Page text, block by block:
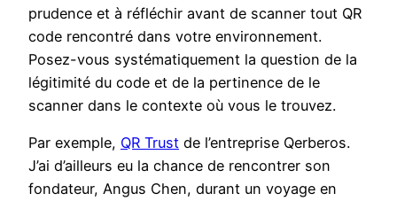
prudence et à réfléchir avant de scanner tout QR
code rencontré dans votre environnement.
Posez-vous systématiquement la question de la
légitimité du code et de la pertinence de le
scanner dans le contexte où vous le trouvez.
Par exemple, QR Trust de l’entreprise Qerberos.
J’ai d’ailleurs eu la chance de rencontrer son
fondateur, Angus Chen, durant un voyage en